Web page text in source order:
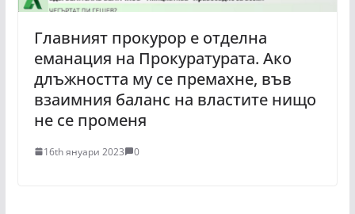
Главният прокурор е отделна
еманация на Прокуратурата. Ако
длъжността му се премахне, във
взаимния баланс на властите нищо
не се променя
16th януари 2023 0